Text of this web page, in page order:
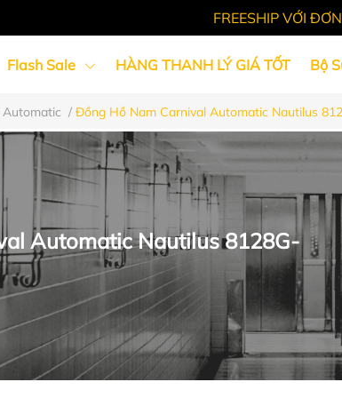
FREESHIP VỚI
Flash Sale HÀNG THANH LÝ GIÁ TỐT Bộ
Đồng Hồ Cặp Đôi
/ Đồng Hồ Nam Carnival Automatic Nautilus
Automatic Nautilus 8128G-